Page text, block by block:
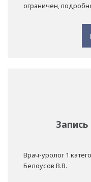
ограничен,
Врач-уролог 1
Белоусов В.В.